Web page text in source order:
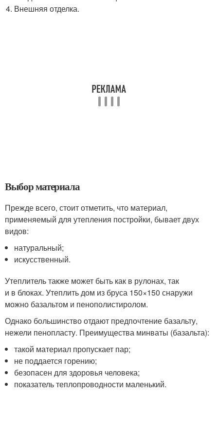
Внешняя отделка.
Выбор материала
Прежде всего, стоит отметить, что материал,
применяемый для утепления постройки, бывает двух
видов:
натуральный;
искусственный.
Утеплитель также может быть как в рулонах, так
и в блоках. Утеплить дом из бруса 150×150 снаружи
можно базальтом и пенополистиролом.
Однако большинство отдают предпочтение базальту,
нежели пенопласту. Преимущества минваты (базальта):
такой материал пропускает пар;
не поддается горению;
безопасен для здоровья человека;
показатель теплопроводности маленький.